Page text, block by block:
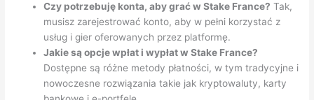
Czy potrzebuję konta, aby grać w Stake France? Tak,
musisz zarejestrować konto, aby w pełni korzystać z
usług i gier oferowanych przez platformę.
Jakie są opcje wpłat i wypłat w Stake France?
Dostępne są różne metody płatności, w tym tradycyjne i
nowoczesne rozwiązania takie jak kryptowaluty, karty